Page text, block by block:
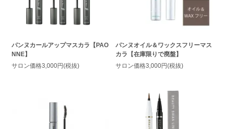
パンヌカールアップマスカラ【PAO
NNE】
サロン価格3,000円(税抜)
パンヌオイル＆ワックスフリーマス
カラ【在庫限りで廃盤】
サロン価格3,000円(税抜)